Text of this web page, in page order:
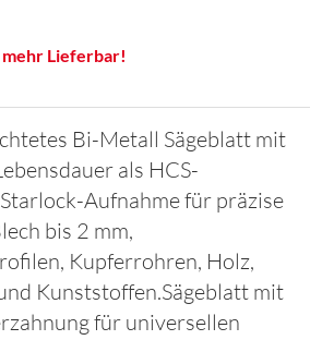
Lieferbar!
Bi-Metall Sägeblatt mit
als HCS-
Aufnahme für präzise
bis 2 mm,
Kupferrohren, Holz,
Kunststoffen.Sägeblatt mit
für universellen